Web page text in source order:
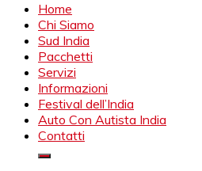
Noleggio di auto con conducente
specialista viaggio india,
Viaggio India, Viaggio Agenzia
Home
Chi Siamo
Sud India
Pacchetti
Servizi
Informazioni
Festival dell’India
Auto Con Autista India
Contatti